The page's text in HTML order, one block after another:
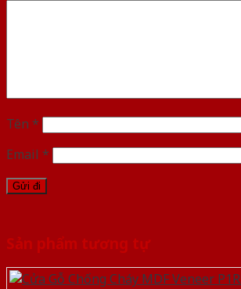
Tên *
Email *
Sản phẩm tương tự